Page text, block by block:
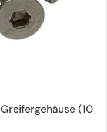
(10